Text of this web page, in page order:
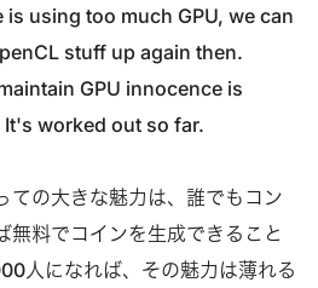
using too much GPU, we can
stuff up again then.
GPU innocence is
worked out so far.
ての大きな魅力は、誰でもコン
無料でコインを生成できること
人になれば、その魅力は薄れる